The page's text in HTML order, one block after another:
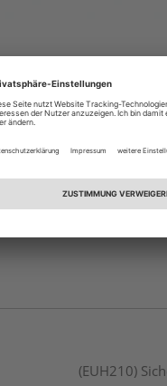
(EUH210)